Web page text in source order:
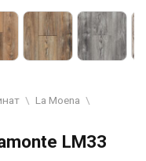
\ La Moena \
LM33